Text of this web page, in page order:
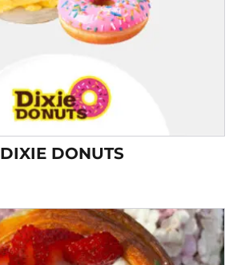
DIXIE DONUTS